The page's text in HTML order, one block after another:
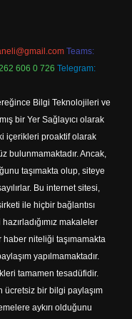
Teams:
606 0 726 Telegram:
Bilgi Teknolojileri ve
bir Yer Sağlayıcı olarak
içerikleri proaktif olarak
bulunmamaktadır. Ancak,
taşımakta olup, siteye
Bu internet sitesi,
ile hiçbir bağlantısı
makaleler
haber niteliği taşımamakta
yapılmamaktadır.
tamamen tesadüfidir.
ücretsiz bir bilgi paylaşım
aykırı olduğunu